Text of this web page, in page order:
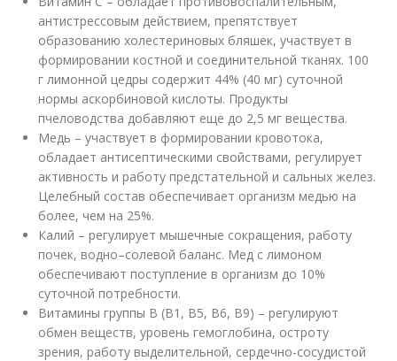
антистрессовым действием, препятствует
образованию холестериновых бляшек, участвует в
формировании костной и соединительной тканях. 100
г лимонной цедры содержит 44% (40 мг) суточной
нормы аскорбиновой кислоты. Продукты
пчеловодства добавляют еще до 2,5 мг вещества.
Медь – участвует в формировании кровотока,
обладает антисептическими свойствами, регулирует
активность и работу предстательной и сальных желез.
Целебный состав обеспечивает организм медью на
более, чем на 25%.
Калий – регулирует мышечные сокращения, работу
почек, водно–солевой баланс. Мед с лимоном
обеспечивают поступление в организм до 10%
суточной потребности.
Витамины группы B (B1, B5, B6, B9) – регулируют
обмен веществ, уровень гемоглобина, остроту
зрения, работу выделительной, сердечно-сосудистой